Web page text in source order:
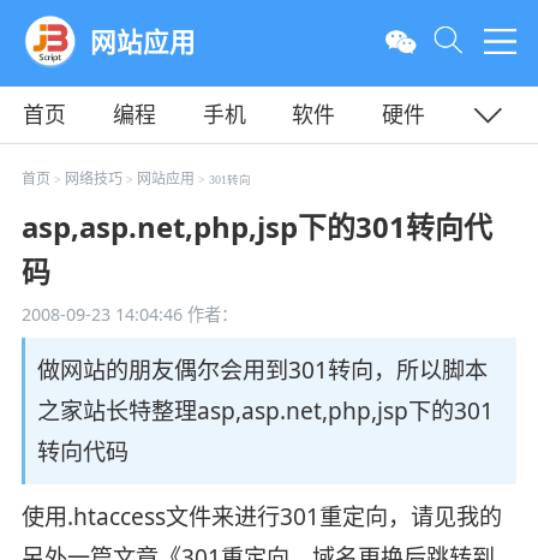
网站应用
首页 编程 手机 软件
硬件
教程
平面 服务器
首页 > 网络技巧 > 网站应用 > 301转向
asp,asp.net,php,jsp下的301转向代
码
2008-09-23 14:04:46作者：
做网站的朋友偶尔会用到301转向，所以脚本
之家站长特整理asp,asp.net,php,jsp下的301
转向代码
使用.htaccess文件来进行301重定向，请见我的